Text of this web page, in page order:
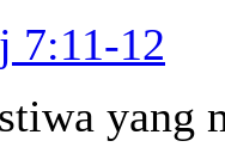
7:11-12
yang